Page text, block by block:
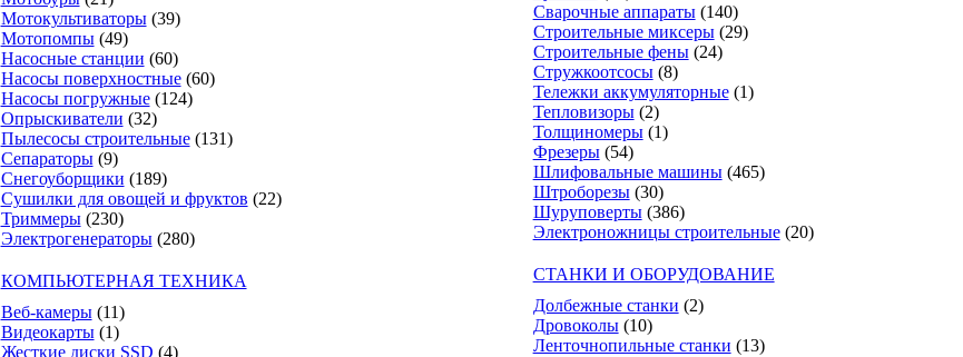
Мотокультиваторы (39)
Мотопомпы (49)
Насосные станции (60)
Насосы поверхностные (60)
Насосы погружные (124)
Опрыскиватели (32)
Пылесосы строительные (131)
Сепараторы (9)
Снегоуборщики (189)
Сушилки для овощей и фруктов (22)
Триммеры (230)
Электрогенераторы (280)
КОМПЬЮТЕРНАЯ ТЕХНИКА
Веб-камеры (11)
Видеокарты (1)
Жесткие диски SSD (4)
Сварочные аппараты (140)
Строительные миксеры (29)
Строительные фены (24)
Стружкоотсосы (8)
Тележки аккумуляторные (1)
Тепловизоры (2)
Толщиномеры (1)
Фрезеры (54)
Шлифовальные машины (465)
Штроборезы (30)
Шуруповерты (386)
Электроножницы строительные (20)
СТАНКИ И ОБОРУДОВАНИЕ
Долбежные станки (2)
Дровоколы (10)
Ленточнопильные станки (13)